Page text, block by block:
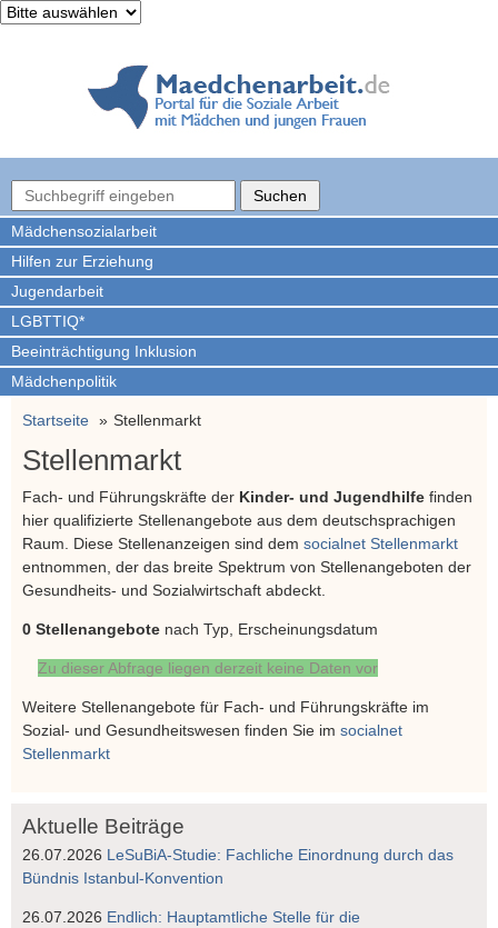
Mädchen­sozialarbeit
Hilfen zur Erziehung
Jugendarbeit
LGBTTIQ*
Beeinträchtigung Inklusion
Mädchenpolitik
Startseite Stellenmarkt
Stellenmarkt
Fach- und Führungskräfte der Kinder- und Jugendhilfe finden
hier qualifizierte Stellenangebote aus dem deutschsprachigen
Raum. Diese Stellenanzeigen sind dem socialnet Stellenmarkt
entnommen, der das breite Spektrum von Stellenangeboten der
Gesundheits- und Sozialwirtschaft abdeckt.
0 Stellenangebote nach Typ, Erscheinungsdatum
Zu dieser Abfrage liegen derzeit keine Daten vor
Weitere Stellenangebote für Fach- und Führungskräfte im
Sozial- und Gesundheitswesen finden Sie im socialnet
Stellenmarkt
Aktuelle Beiträge
26.07.2026 LeSuBiA-Studie: Fachliche Einordnung durch das
Bündnis Istanbul-Konvention
26.07.2026 Endlich: Hauptamtliche Stelle für die